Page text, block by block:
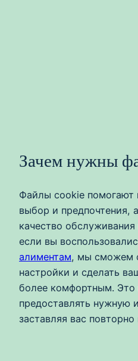
Зачем нужны
Файлы cookie помогают
выбор и предпочтения,
качество
если вы
алиментам, мы сможем
настройки и сделать
более комфортным. Это
предоставлять нужную
заставляя вас